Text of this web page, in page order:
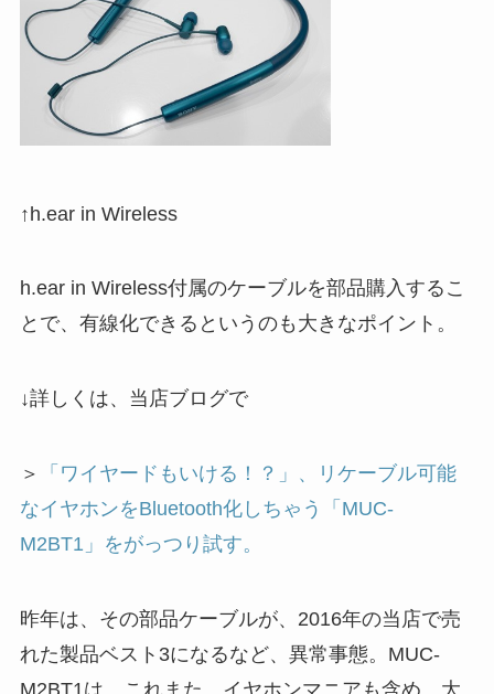
↑h.ear in Wireless
h.ear in Wireless付属のケーブルを部品購入するこ
とで、有線化できるというのも大きなポイント。
↓詳しくは、当店ブログで
＞
「ワイヤードもいける！？」、リケーブル可能
なイヤホンをBluetooth化しちゃう「MUC-
M2BT1」をがっつり試す。
昨年は、その部品ケーブルが、2016年の当店で売
れた製品ベスト3になるなど、異常事態。MUC-
M2BT1は、これまた、イヤホンマニアも含め、大